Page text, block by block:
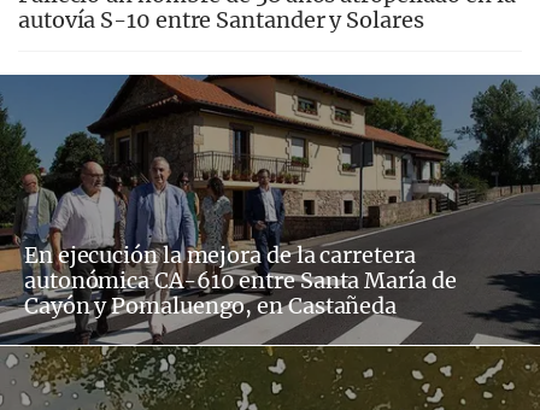
autovía S-10 entre Santander y Solares
En ejecución la mejora de la carretera
autonómica CA-610 entre Santa María de
Cayón y Pomaluengo, en Castañeda